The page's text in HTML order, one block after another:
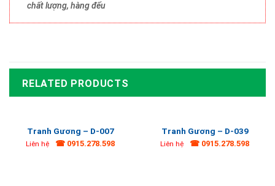
chất lượng, hàng đểu
RELATED PRODUCTS
Tranh Gương – D-007
Liên hệ ☎ 0915.278.598
Tranh Gương – D-039
Liên hệ ☎ 0915.278.598